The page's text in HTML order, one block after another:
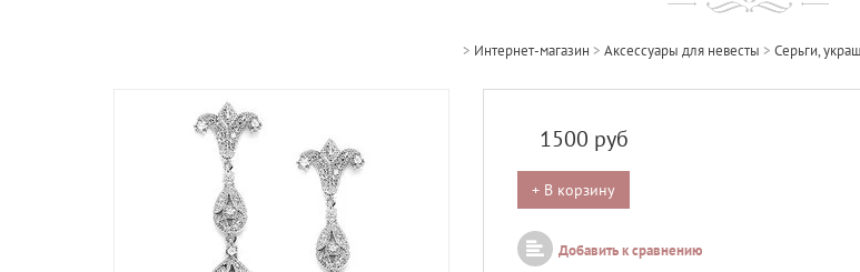
> Интернет-магазин > Аксессуары для невесты > Серьги,
1500 руб
+ В корзину
Добавить к сравнению